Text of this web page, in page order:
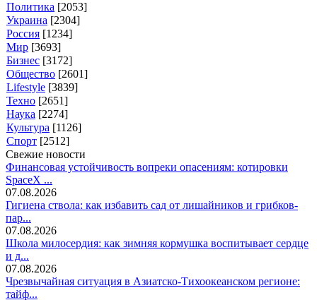
Политика [2053]
Украина [2304]
Россия [1234]
Мир [3693]
Бизнес [3172]
Общество [2601]
Lifestyle [3839]
Техно [2651]
Наука [2274]
Культура [1126]
Спорт [2512]
Свежие новости
Финансовая устойчивость вопреки опасениям: котировки
SpaceX ...
07.08.2026
Гигиена ствола: как избавить сад от лишайников и грибков-
пар...
07.08.2026
Школа милосердия: как зимняя кормушка воспитывает сердце
и д...
07.08.2026
Чрезвычайная ситуация в Азиатско-Тихоокеанском регионе:
тайф...